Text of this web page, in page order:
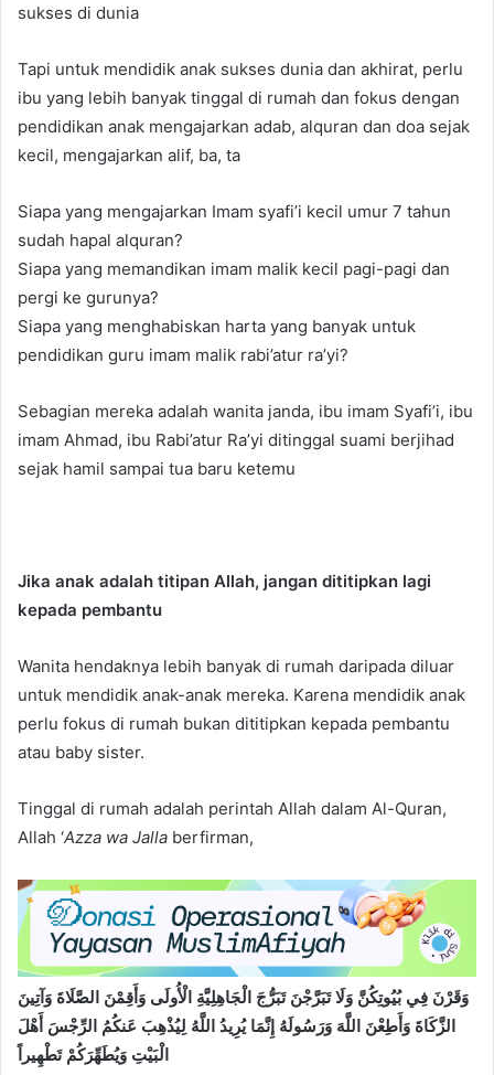
sukses di dunia
Tapi untuk mendidik anak sukses dunia dan akhirat, perlu
ibu yang lebih banyak tinggal di rumah dan fokus dengan
pendidikan anak mengajarkan adab, alquran dan doa sejak
kecil, mengajarkan alif, ba, ta
Siapa yang mengajarkan Imam syafi’i kecil umur 7 tahun
sudah hapal alquran?
Siapa yang memandikan imam malik kecil pagi-pagi dan
pergi ke gurunya?
Siapa yang menghabiskan harta yang banyak untuk
pendidikan guru imam malik rabi’atur ra’yi?
Sebagian mereka adalah wanita janda, ibu imam Syafi’i, ibu
imam Ahmad, ibu Rabi’atur Ra’yi ditinggal suami berjihad
sejak hamil sampai tua baru ketemu
Jika anak adalah titipan Allah, jangan dititipkan lagi
kepada pembantu
Wanita hendaknya lebih banyak di rumah daripada diluar
untuk mendidik anak-anak mereka. Karena mendidik anak
perlu fokus di rumah bukan dititipkan kepada pembantu
atau baby sister.
Tinggal di rumah adalah perintah Allah dalam Al-Quran,
Allah ‘Azza wa Jalla berfirman,
وَقَرْنَ فِي بُيُوتِكُنَّ وَلَا تَبَرَّجْنَ تَبَرُّجَ الْجَاهِلِيَّةِ الْأُولَى وَأَقِمْنَ الصَّلَاةَ وَآتِينَ
الزَّكَاةَ وَأَطِعْنَ اللَّهَ وَرَسُولَهُ إِنَّمَا يُرِيدُ اللَّهُ لِيُذْهِبَ عَنكُمُ الرِّجْسَ أَهْلَ
الْبَيْتِ وَيُطَهِّرَكُمْ تَطْهِيراً